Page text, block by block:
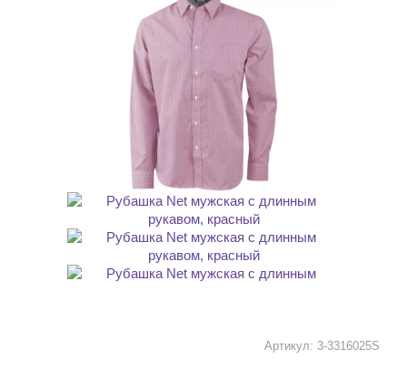
Артикул: 3-3316025S